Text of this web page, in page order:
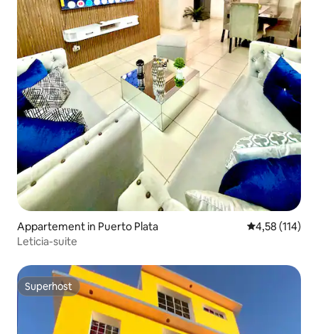
Appartement in Puerto Plata Gemiddelde
4,58 (114)
Leticia-suite
Superhost
Superhost